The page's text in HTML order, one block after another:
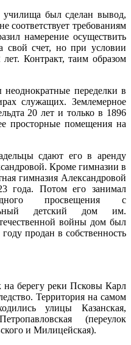
училища был сделан вывод,
соответствует требованиям
намерение осуществить
свой счет, но при условии
Контракт, таим образом
переделки в
служащих. Землемерное
20 лет и только в 1896
просторные помещения на
сдают его в аренду
Кроме гимназии в
гимназия Александровой
года. Потом его занимал
просвещения с
детский дом им.
войны дом был
продан в собственность
на берегу реки Псковы Карл
Территория на самом
улицы Казанская,
(переулок
и Милицейская).